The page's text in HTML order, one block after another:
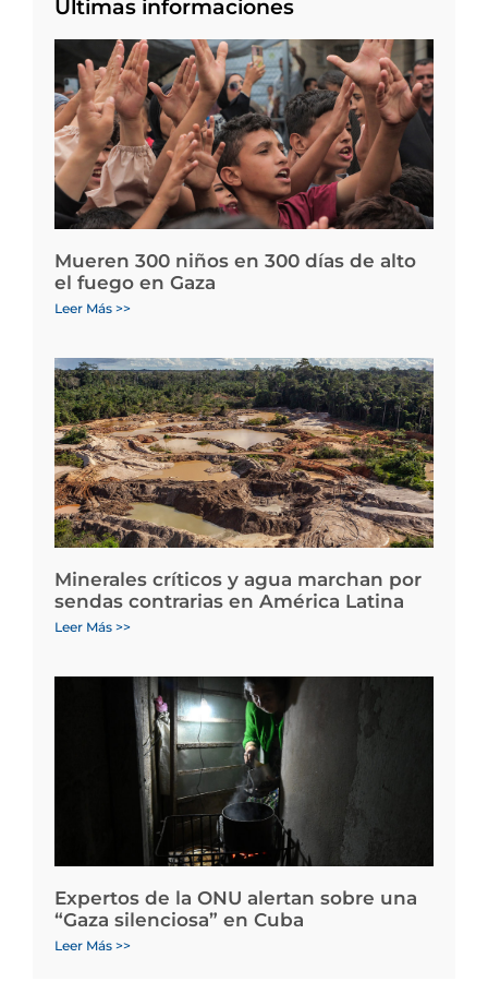
Últimas informaciones
Mueren 300 niños en 300 días de alto
el fuego en Gaza
Leer Más >>
Minerales críticos y agua marchan por
sendas contrarias en América Latina
Leer Más >>
Expertos de la ONU alertan sobre una
“Gaza silenciosa” en Cuba
Leer Más >>